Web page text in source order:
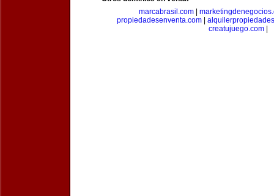
marcabrasil.com
propiedadesenventa.com
creatujuego.com|